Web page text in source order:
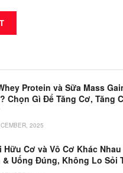
Protein và Sữa Mass
Chọn Gì Để Tăng Cơ, Tăng
2025
Hữu Cơ và Vô Cơ Khác
& Uống Đúng, Không Lo Sỏi